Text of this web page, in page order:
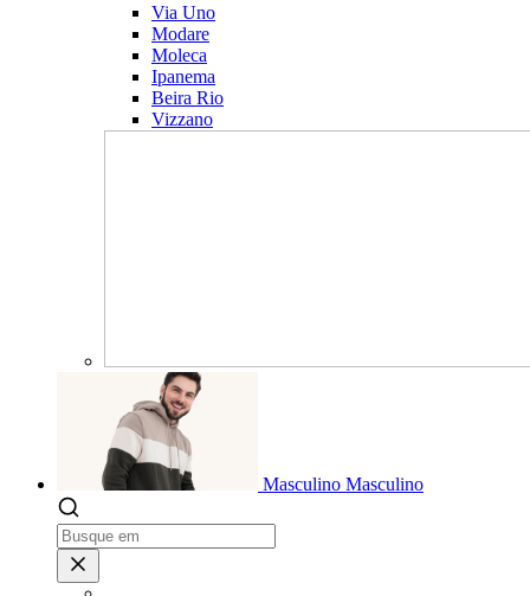
Via Uno
Modare
Moleca
Ipanema
Beira Rio
Vizzano
Masculino Masculino